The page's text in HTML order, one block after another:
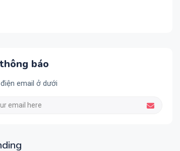
báo
email ở dưới